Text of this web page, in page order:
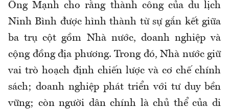
Ông Mạnh cho rằng thành công của du lịch
Ninh Bình được hình thành từ sự gắn kết giữa
ba trụ cột gồm Nhà nước, doanh nghiệp và
cộng đồng địa phương. Trong đó, Nhà nước giữ
vai trò hoạch định chiến lược và cơ chế chính
sách; doanh nghiệp phát triển với tư duy bền
vững; còn người dân chính là chủ thể của di